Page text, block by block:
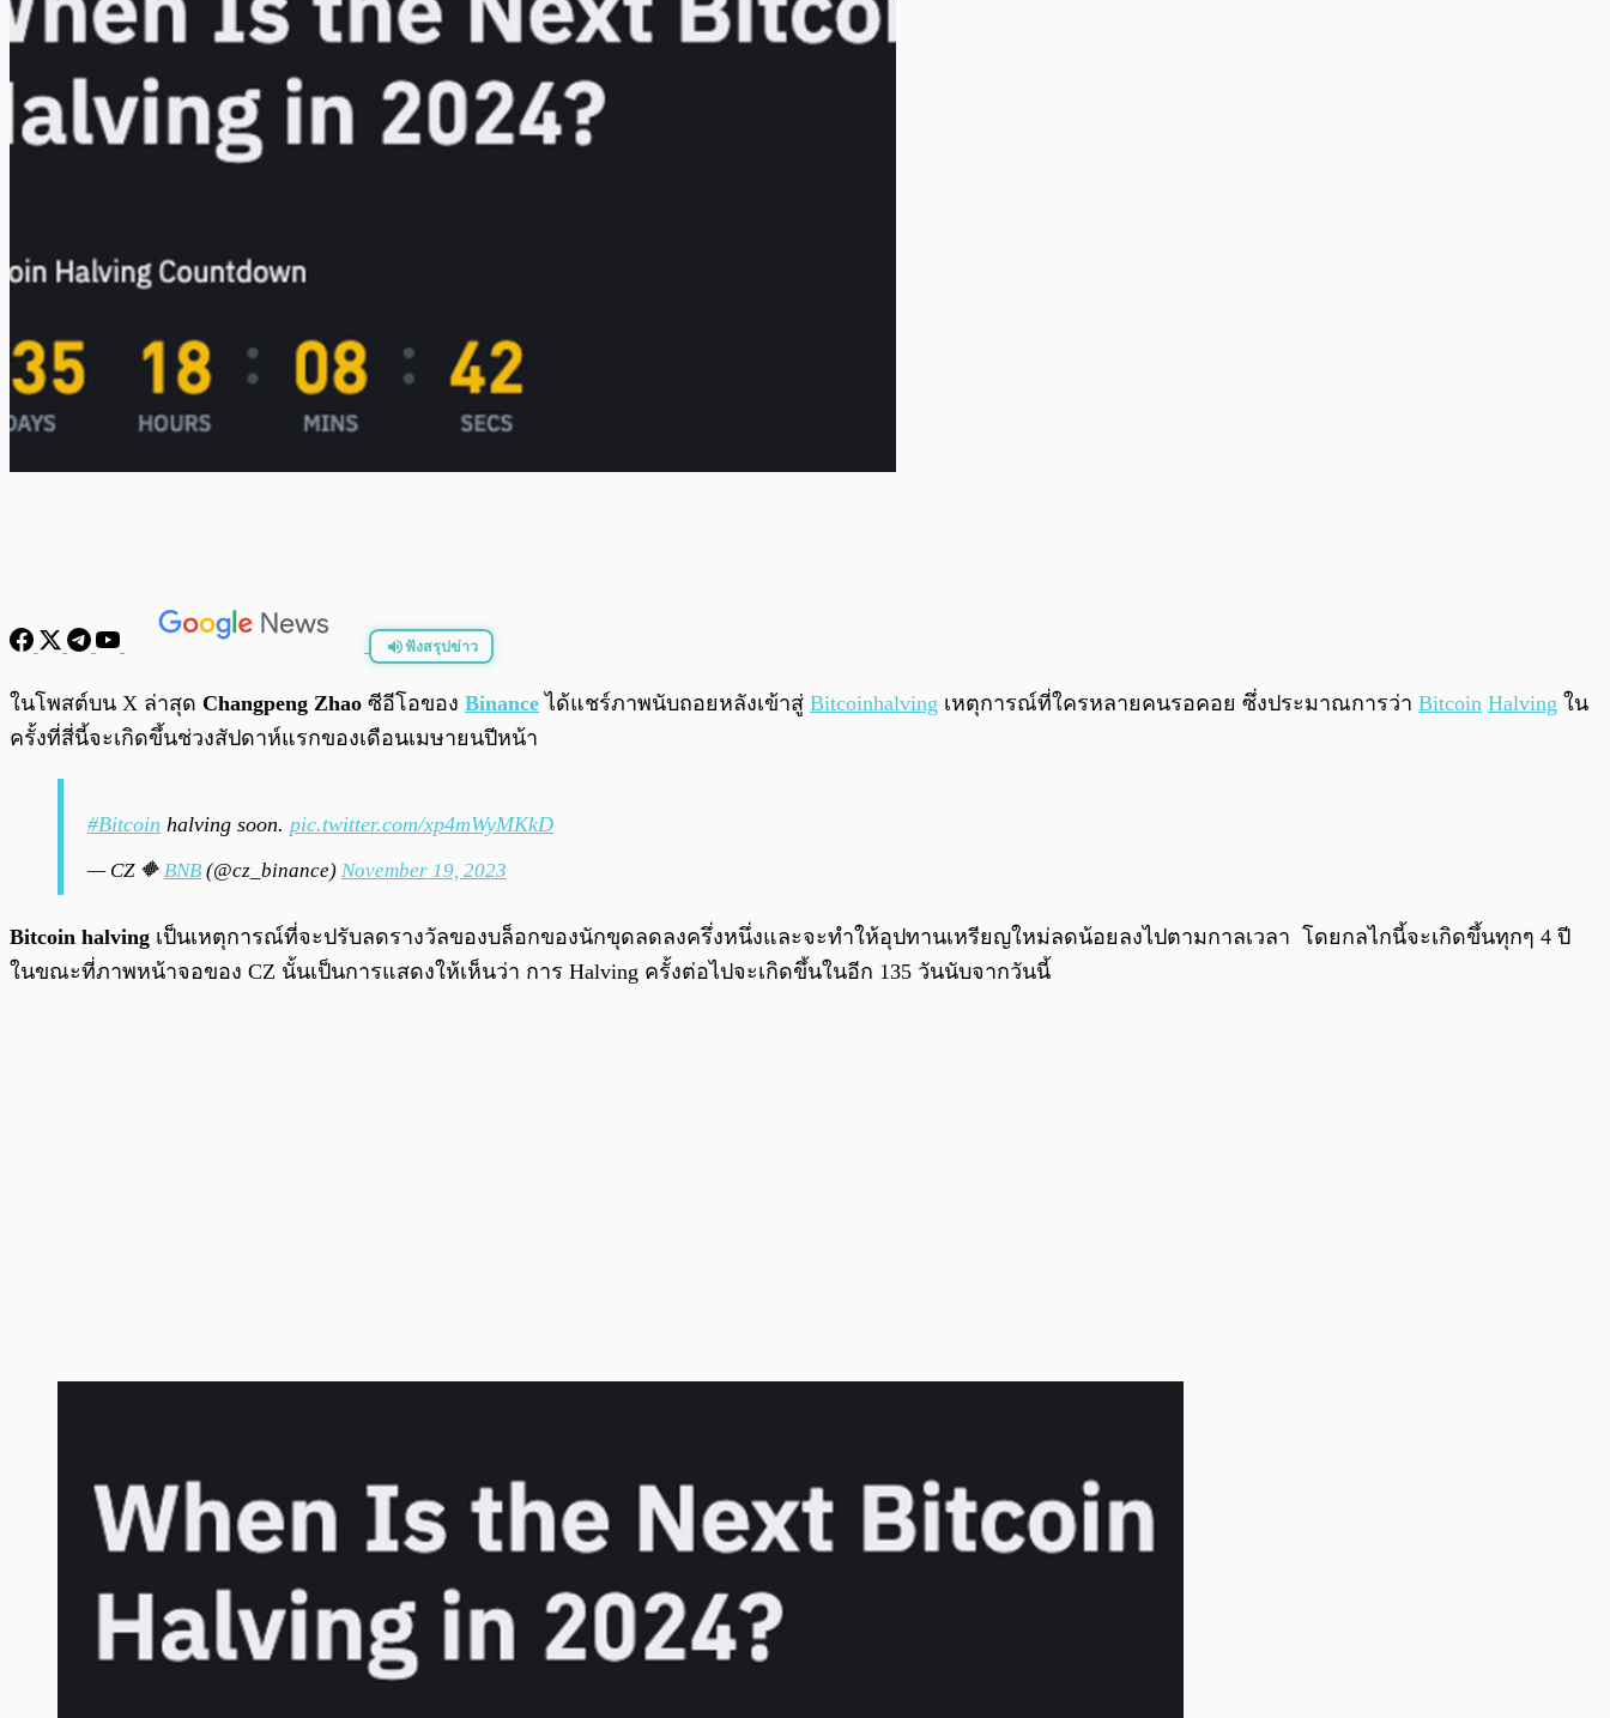
ฟังสรุปข่าว
พร้อมเล่น 0:00/0:00
ในโพสต์บน X ล่าสุด Changpeng Zhao ซีอีโอของ Binance ได้แชร์ภาพนับถอยหลังเข้าสู่ Bitcoinhalving เหตุการณ์ที่ใครหลายคนรอคอย ซึ่งประมาณการว่า Bitcoin Halving ใน
ครั้งที่สี่นี้จะเกิดขึ้นช่วงสัปดาห์แรกของเดือนเมษายนปีหน้า
#Bitcoin halving soon. pic.twitter.com/xp4mWyMKkD
— CZ 🔶 BNB (@cz_binance) November 19, 2023
Bitcoin halving เป็นเหตุการณ์ที่จะปรับลดรางวัลของบล็อกของนักขุดลดลงครึ่งหนึ่งและจะทำให้อุปทานเหรียญใหม่ลดน้อยลงไปตามกาลเวลา โดยกลไกนี้จะเกิดขึ้นทุกๆ 4 ปี
ในขณะที่ภาพหน้าจอของ CZ นั้นเป็นการแสดงให้เห็นว่า การ Halving ครั้งต่อไปจะเกิดขึ้นในอีก 135 วันนับจากวันนี้